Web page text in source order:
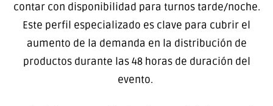
contar con disponibilidad para turnos tarde/noche.
Este perfil especializado es clave para cubrir el
aumento de la demanda en la distribución de
productos durante las 48 horas de duración del
evento.